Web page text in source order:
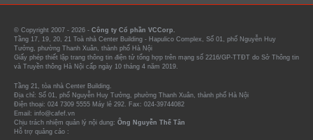
© Copyright 2007 - 2026 - Công ty Cổ phần VCCorp.
Tầng 17, 19, 20, 21 Toà nhà Center Building - Hapulico Complex, Số 01, phố Nguyễn Huy
Tưởng, phường Thanh Xuân, thành phố Hà Nội
Giấy phép thiết lập trang thông tin điện tử tổng hợp trên mạng số 2216/GP-TTĐT do Sở Thông tin
và Truyền thông Hà Nội cấp ngày 10 tháng 4 năm 2019.
Tầng 21, tòa nhà Center Building.
Địa chỉ: Số 01, phố Nguyễn Huy Tưởng, phường Thanh Xuân, thành phố Hà Nội
Điện thoại: 024 7309 5555 Máy lẻ 292. Fax: 024-39744082
Email: info@cafef.vn
Chịu trách nhiệm quản lý nội dung: Ông Nguyễn Thế Tân
Hỗ trợ quảng cáo :